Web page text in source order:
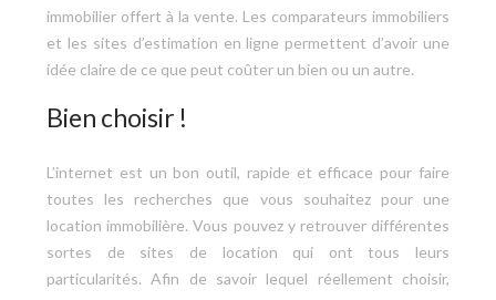
immobilier offert à la vente. Les comparateurs immobiliers
et les sites d’estimation en ligne permettent d’avoir une
idée claire de ce que peut coûter un bien ou un autre.
Bien choisir !
L’internet est un bon outil, rapide et efficace pour faire
toutes les recherches que vous souhaitez pour une
location immobilière. Vous pouvez y retrouver différentes
sortes de sites de location qui ont tous leurs
particularités. Afin de savoir lequel réellement choisir,